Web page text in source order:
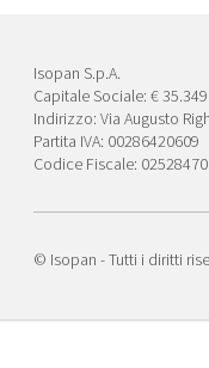
Isopan S.p.A.
Capitale Sociale: €
Indirizzo: Via Augusto
Partita IVA: 00286420609
Codice Fiscale:
© Isopan - Tutti i diritti